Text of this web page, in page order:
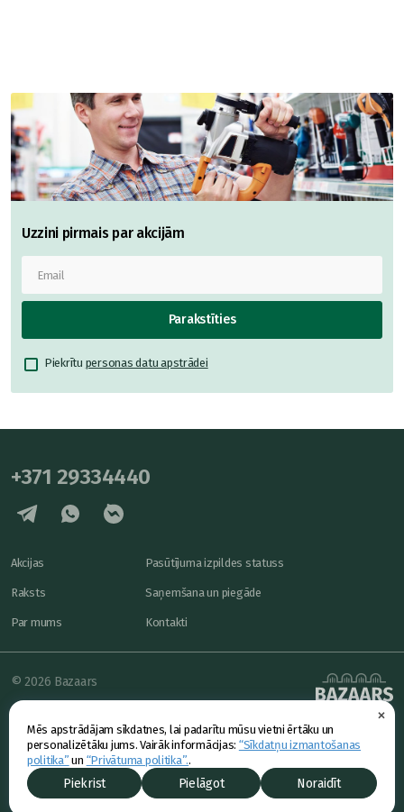
×
Mēs apstrādājam sīkdatnes, lai padarītu mūsu vietni ērtāku un
personalizētāku jums. Vairāk informācijas: “Sīkdatņu izmantošanas
politika” un “Privātuma politika”..
Piekrist Pielāgot Noraidīt
Uzzini pirmais par akcijām
Parakstīties
Piekrītu personas datu apstrādei
+371 29334440
Akcijas
Raksts
Par mums
Pasūtījuma izpildes statuss
Saņemšana un piegāde
Kontakti
powered by
© 2026 Bazaars
Konfidencialitāte
Piedāvājums